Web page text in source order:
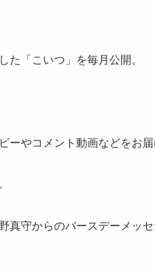
た「こいつ」を毎月公開。
ーやコメント動画などをお届
真守からのバースデーメッセ